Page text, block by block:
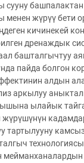
сууну
жүрүү бети
кичинекей
дренаждык
башталгычтуу
пайда болгон
алдын
аркылуу
ылайык
жүрүшүнүн
тартылууну